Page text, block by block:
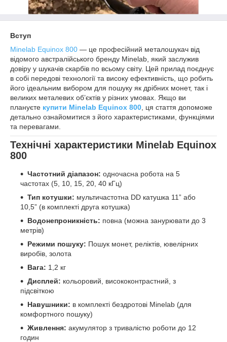
Вступ
Minelab Equinox 800 — це професійний металошукач від
відомого австралійського бренду Minelab, який заслужив
довіру у шукачів скарбів по всьому світу. Цей прилад поєднує
в собі передові технології та високу ефективність, що робить
його ідеальним вибором для пошуку як дрібних монет, так і
великих металевих об’єктів у різних умовах. Якщо ви
плануєте купити Minelab Equinox 800 , ця стаття допоможе
детально ознайомитися з його характеристиками, функціями
та перевагами.
Технічні характеристики Minelab Equinox
800
Частотний діапазон: одночасна робота на 5
частотах (5, 10, 15, 20, 40 кГц)
Тип котушки: мультичастотна DD катушка 11” або
10,5” (в комплекті друга котушка)
Водонепроникність: повна (можна занурювати до 3
метрів)
Режими пошуку: Пошук монет, реліктів, ювелірних
виробів, золота
Вага: 1,2 кг
Дисплей: кольоровий, висококонтрастний, з
підсвіткою
Навушники: в комплекті бездротові Minelab (для
комфортного пошуку)
Живлення: акумулятор з тривалістю роботи до 12
годин